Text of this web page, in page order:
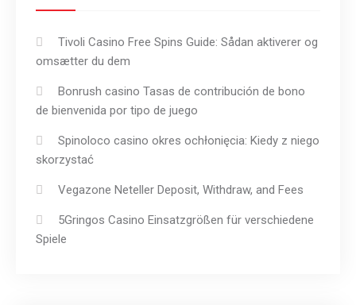
Tivoli Casino Free Spins Guide: Sådan aktiverer og
omsætter du dem
Bonrush casino Tasas de contribución de bono
de bienvenida por tipo de juego
Spinoloco casino okres ochłonięcia: Kiedy z niego
skorzystać
Vegazone Neteller Deposit, Withdraw, and Fees
5Gringos Casino Einsatzgrößen für verschiedene
Spiele